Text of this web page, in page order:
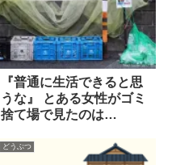
『普通に生活できると思
うな』 とある女性がゴミ
捨て場で見たのは…
どうぶつ